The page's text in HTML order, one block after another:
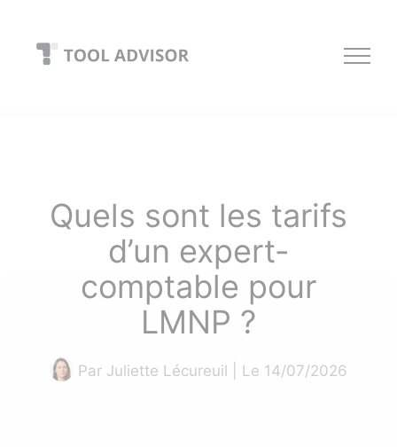
content
Quels sont les tarifs
d’un expert-
comptable pour
LMNP ?
Par Juliette Lécureuil | Le 14/07/2026